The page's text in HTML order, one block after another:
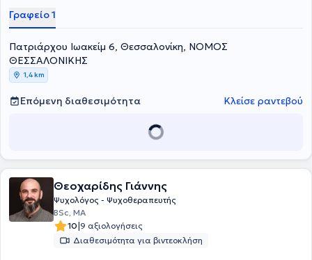
εφήβων.
Γραφείο 1
Πατριάρχου Ιωακείμ 6, Θεσσαλονίκη, ΝΟΜΟΣ
ΘΕΣΣΑΛΟΝΙΚΗΣ
1,4 km
Επόμενη διαθεσιμότητα Κλείσε ραντεβού
Θεοχαρίδης Γιάννης
Ψυχολόγος - Ψυχοθεραπευτής
BSc, MA
10|9 αξιολογήσεις
Διαθεσιμότητα για βιντεοκλήση